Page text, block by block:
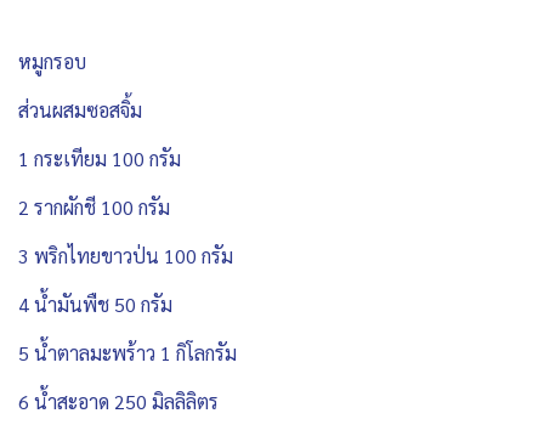
หมูกรอบ
ส่วนผสมซอสจิ้ม
1 กระเทียม 100 กรัม
2 รากผักชี 100 กรัม
3 พริกไทยขาวป่น 100 กรัม
4 น้ำมันพืช 50 กรัม
5 น้ำตาลมะพร้าว 1 กิโลกรัม
6 น้ำสะอาด 250 มิลลิลิตร